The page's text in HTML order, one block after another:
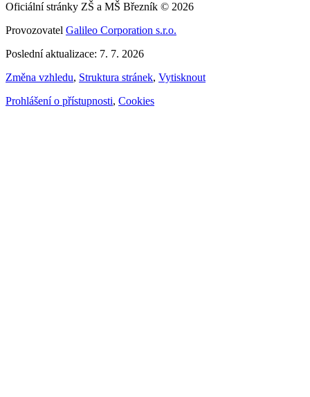
Oficiální stránky ZŠ a MŠ Březník © 2026
Provozovatel Galileo Corporation s.r.o.
Poslední aktualizace: 7. 7. 2026
Změna vzhledu, Struktura stránek, Vytisknout
Prohlášení o přístupnosti, Cookies